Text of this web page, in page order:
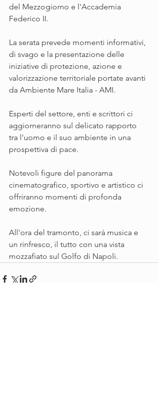
del Mezzogiorno e l'Accademia
Federico II.
La serata prevede momenti informativi,
di svago e la presentazione delle
iniziative di protezione, azione e
valorizzazione territoriale portate avanti
da Ambiente Mare Italia - AMI.
Esperti del settore, enti e scrittori ci
aggiorneranno sul delicato rapporto
tra l'uomo e il suo ambiente in una
prospettiva di pace.
Notevoli figure del panorama
cinematografico, sportivo e artistico ci
offriranno momenti di profonda
emozione.
All'ora del tramonto, ci sarà musica e
un rinfresco, il tutto con una vista
mozzafiato sul Golfo di Napoli.